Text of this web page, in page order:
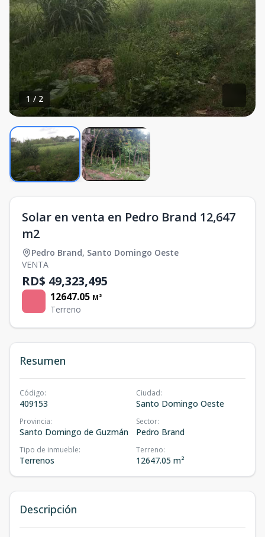
1 / 2
Solar en venta en Pedro Brand 12,647
m2
Pedro Brand, Santo Domingo Oeste
VENTA
RD$ 49,323,495
12647.05 M²
Terreno
Resumen
Código:
409153
Ciudad:
Santo Domingo Oeste
Provincia:
Santo Domingo de Guzmán
Sector:
Pedro Brand
Tipo de inmueble:
Terrenos
Terreno:
12647.05 m²
Descripción